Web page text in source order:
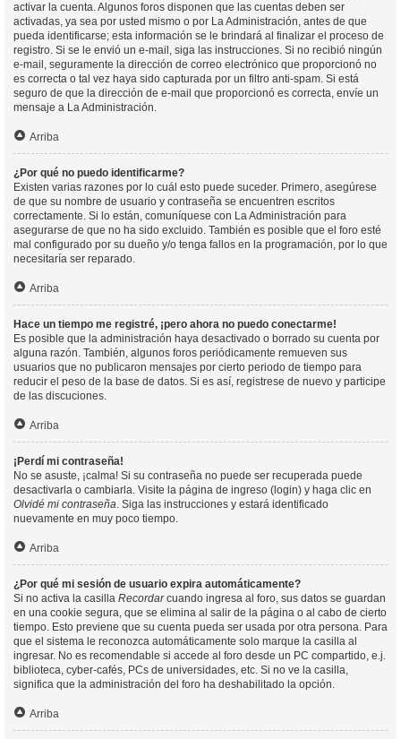
activar la cuenta. Algunos foros disponen que las cuentas deben ser
activadas, ya sea por usted mismo o por La Administración, antes de que
pueda identificarse; esta información se le brindará al finalizar el proceso de
registro. Si se le envió un e-mail, siga las instrucciones. Si no recibió ningún
e-mail, seguramente la dirección de correo electrónico que proporcionó no
es correcta o tal vez haya sido capturada por un filtro anti-spam. Si está
seguro de que la dirección de e-mail que proporcionó es correcta, envíe un
mensaje a La Administración.
Arriba
¿Por qué no puedo identificarme?
Existen varias razones por lo cuál esto puede suceder. Primero, asegúrese
de que su nombre de usuario y contraseña se encuentren escritos
correctamente. Si lo están, comuníquese con La Administración para
asegurarse de que no ha sido excluido. También es posible que el foro esté
mal configurado por su dueño y/o tenga fallos en la programación, por lo que
necesitaría ser reparado.
Arriba
Hace un tiempo me registré, ¡pero ahora no puedo conectarme!
Es posible que la administración haya desactivado o borrado su cuenta por
alguna razón. También, algunos foros periódicamente remueven sus
usuarios que no publicaron mensajes por cierto periodo de tiempo para
reducir el peso de la base de datos. Si es así, registrese de nuevo y participe
de las discuciones.
Arriba
¡Perdí mi contraseña!
No se asuste, ¡calma! Si su contraseña no puede ser recuperada puede
desactivarla o cambiarla. Visite la página de ingreso (login) y haga clic en
Olvidé mi contraseña. Siga las instrucciones y estará identificado
nuevamente en muy poco tiempo.
Arriba
¿Por qué mi sesión de usuario expira automáticamente?
Si no activa la casilla Recordarcuando ingresa al foro, sus datos se guardan
en una cookie segura, que se elimina al salir de la página o al cabo de cierto
tiempo. Esto previene que su cuenta pueda ser usada por otra persona. Para
que el sistema le reconozca automáticamente solo marque la casilla al
ingresar. No es recomendable si accede al foro desde un PC compartido, e.j.
biblioteca, cyber-cafés, PCs de universidades, etc. Si no ve la casilla,
significa que la administración del foro ha deshabilitado la opción.
Arriba